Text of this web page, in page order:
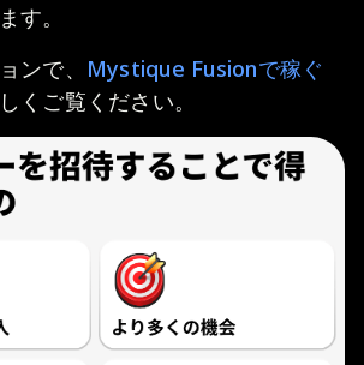
す。
ンで、 Mystique Fusionで稼ぐ
くご覧ください。